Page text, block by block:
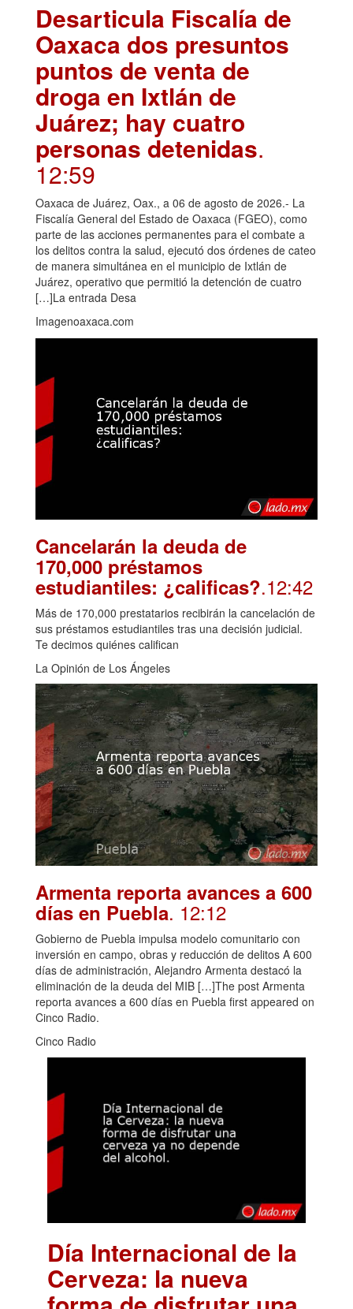
Desarticula Fiscalía de
Oaxaca dos presuntos
puntos de venta de
droga en Ixtlán de
Juárez; hay cuatro
personas detenidas.
12:59
Oaxaca de Juárez, Oax., a 06 de agosto de 2026.- La
Fiscalía General del Estado de Oaxaca (FGEO), como
parte de las acciones permanentes para el combate a
los delitos contra la salud, ejecutó dos órdenes de cateo
de manera simultánea en el municipio de Ixtlán de
Juárez, operativo que permitió la detención de cuatro
[…]La entrada Desa
Imagenoaxaca.com
Cancelarán la deuda de
170,000 préstamos
estudiantiles: ¿calificas?.12:42
Más de 170,000 prestatarios recibirán la cancelación de
sus préstamos estudiantiles tras una decisión judicial.
Te decimos quiénes califican
La Opinión de Los Ángeles
Armenta reporta avances a 600
días en Puebla. 12:12
Gobierno de Puebla impulsa modelo comunitario con
inversión en campo, obras y reducción de delitos A 600
días de administración, Alejandro Armenta destacó la
eliminación de la deuda del MIB […]The post Armenta
reporta avances a 600 días en Puebla first appeared on
Cinco Radio.
Cinco Radio
Día Internacional de la
Cerveza: la nueva